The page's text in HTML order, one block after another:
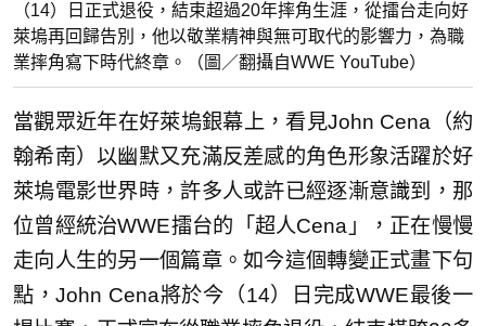
（14）日正式退役，結束超過20年摔角生涯，從擂台走向好
萊塢再回歸告別，他以敬業精神與無可取代的影響力，為職
業摔角寫下時代終章。（圖／翻攝自WWE YouTube）
當觀眾近年在好萊塢銀幕上，看見John Cena（約
翰希南）以幽默又充滿反差感的角色形象活躍於好
萊塢電影世界時，許多人或許已經逐漸意識到，那
位曾經統治WWE擂台的「超人Cena」，正在慢慢
走向人生的另一個篇章。如今這個轉變正式畫下句
點，John Cena將於今（14）日完成WWE最後一